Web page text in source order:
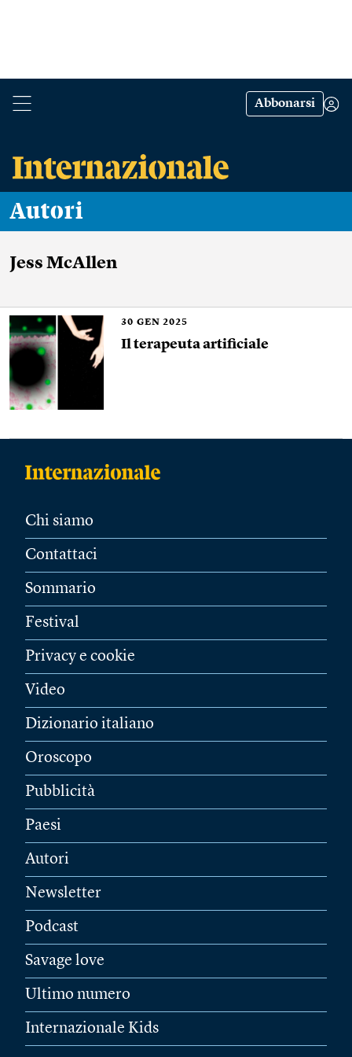
Abbonarsi
Autori
Jess McAllen
30 GEN 2025
Il terapeuta artificiale
Chi siamo
Contattaci
Sommario
Festival
Privacy e cookie
Video
Dizionario italiano
Oroscopo
Pubblicità
Paesi
Autori
Newsletter
Podcast
Savage love
Ultimo numero
Internazionale Kids